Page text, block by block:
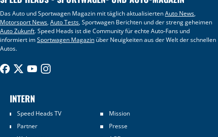
Das Auto und Sportwagen Magazin mit täglich aktualisiertenAuto News,
Motorsport News,Auto Tests, Sportwagen Berichten und der streng geheimen
Auto Zukunft. Speed Heads ist die Community für echte Auto-Fans und
informiert imSportwagen Magazin über Neuigkeiten aus der Welt der schnellen
Autos.
INTERN
Speed Heads TV
Mission
Partner
Presse